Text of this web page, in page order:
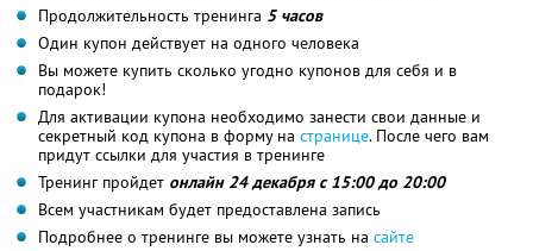
Продолжительность тренинга 5 часов
Один купон действует на одного человека
Вы можете купить сколько угодно купонов для себя и в
подарок!
Для активации купона необходимо занести свои данные и
секретный код купона в форму на странице. После чего вам
придут ссылки для участия в тренинге
Тренинг пройдет онлайн 24 декабря с 15:00 до 20:00
Всем участникам будет предоставлена запись
Подробнее о тренинге вы можете узнать на сайте